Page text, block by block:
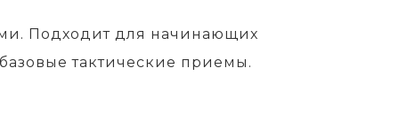
Подходит для начинающих
тактические приемы.